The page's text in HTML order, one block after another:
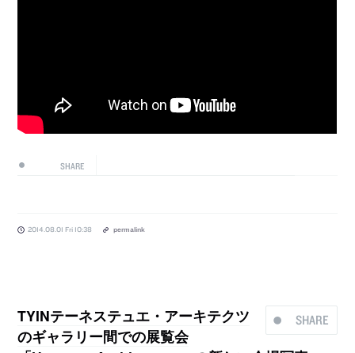
SHARE
2014.08.01 Fri 10:38 permalink
SHARE
TYINテーネステュエ・アーキテクツ
のギャラリー間での展覧会